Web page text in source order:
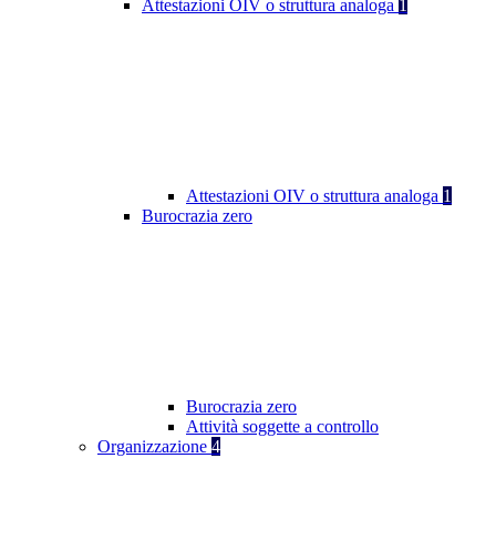
Attestazioni OIV o struttura analoga 1
Attestazioni OIV o struttura analoga 1
Burocrazia zero
Burocrazia zero
Attività soggette a controllo
Organizzazione 4